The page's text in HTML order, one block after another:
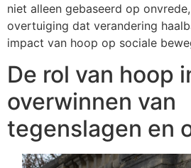
niet alleen gebaseerd op
overtuiging dat verandering
impact van hoop op sociale
De rol van hoop
overwinnen van
tegenslagen en